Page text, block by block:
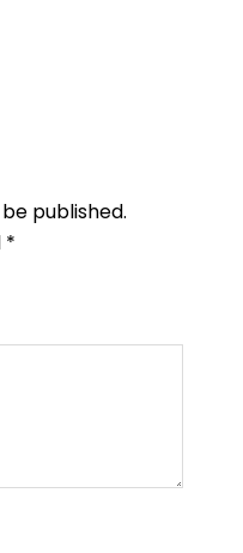
published.
*